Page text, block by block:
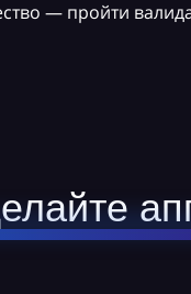
— пройти